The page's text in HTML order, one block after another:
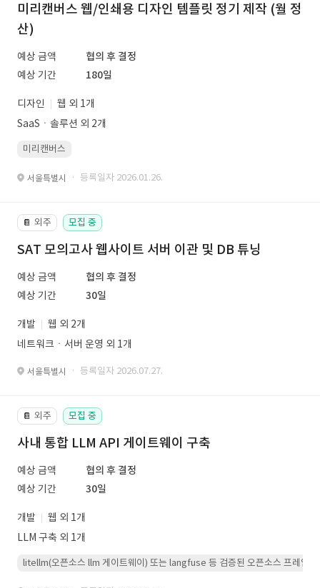
미리캔버스 웹/인쇄용 디자인 템플릿 정기 제작 (월 정
산)
예상 금액
협의 후 결정
예상 기간
180일
디자인
웹 외 1개
SaaSㆍ솔루션 외 2개
미리캔버스
서울특별시 · 등록일자 2026.01.26.
📔 외주 모집 중
SAT 모의고사 웹사이트 서버 이관 및 DB 튜닝
예상 금액
협의 후 결정
예상 기간
30일
개발
웹 외 2개
네트워크ㆍ서버 운영 외 1개
서울특별시 · 등록일자 2026.07.27.
📔 외주 모집 중
사내 통합 LLM API 게이트웨이 구축
예상 금액
협의 후 결정
예상 기간
30일
개발
웹 외 1개
LLM 구축 외 1개
litellm(오픈소스 llm 게이트웨이) 또는 langfuse 등 검증된 오픈소스 프레임워